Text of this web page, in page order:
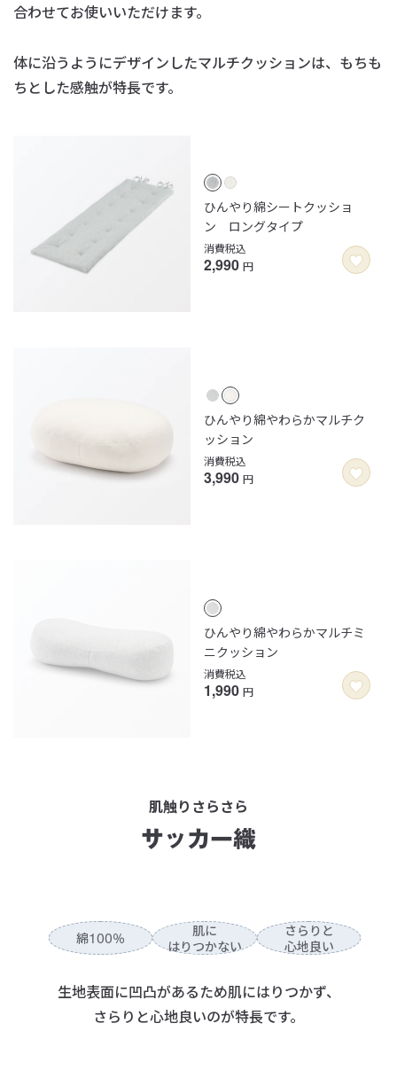
合わせてお使いいただけます。
体に沿うようにデザインしたマルチクッションは、 もちも
ちとした感触が特長です。
ひんやり綿シートクッショ
ン ロングタイプ
消費税込
2,990 円
ひんやり綿やわらかマルチク
ッション
消費税込
3,990 円
ひんやり綿やわらかマルチミ
ニクッション
消費税込
1,990 円
肌触りさらさら
サッカー織
綿100％
肌に
はりつかない
さらりと
心地良い
生地表面に凹凸があるため肌にはりつかず、
さらりと心地良いのが特長です。